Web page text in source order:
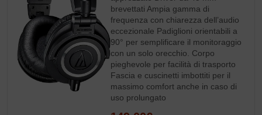
brevettati Ampia gamma di
frequenza con chiarezza dell’audio
eccezionale Padiglioni orientabili a
90° per semplificare il monitoraggio
con un solo orecchio. Corpo
pieghevole per facilità di trasporto
Fascia e cuscinetti imbottiti per il
massimo comfort anche in caso di
uso prolungato